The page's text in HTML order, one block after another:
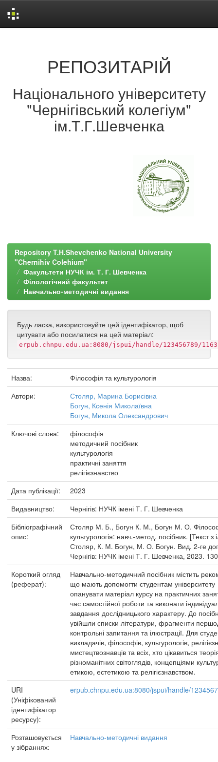
РЕПОЗИТАРІЙ
Національного університету
"Чернігівський колегіум"
ім.Т.Г.Шевченка
Repository T.H.Shevchenko National University
"Chernihiv Colehium"
Факультети НУЧК ім. Т. Г. Шевченка
Філологічний факультет
Навчально-методичні видання
Будь ласка, використовуйте цей ідентифікатор, щоб
цитувати або посилатися на цей матеріал:
erpub.chnpu.edu.ua:8080/jspui/handle/123456789/
Назва:
Філософія та культурологія
Автори:
Столяр, Марина Борисівна
Богун, Ксенія Миколаївна
Богун, Микола Олександрович
Ключові слова:
філософія
методичний посібник
культурологія
практичні заняття
релігієзнавство
Дата публікації:
2023
Видавництво:
Чернігів: НУЧК імені Т. Г. Шевченка
Бібліографічний
опис:
Столяр М. Б., Богун К. М., Богун М. О.
культурологія: навч.-метод. посібник. [Текст
Столяр, К. М. Богун, М. О. Богун. Вид. 2-ге
Чернігів: НУЧК імені Т. Г. Шевченка, 2023.
Короткий огляд
(реферат):
Навчально-методичний посібник містить
що мають допомогти студентам університету
опанувати матеріал курсу на практичних
час самостійної роботи та виконати
завдання дослідницького характеру. До
увійшли списки літератури, фрагменти
контрольні запитання та ілюстрації. Для
викладачів, філософів, культурологів,
мистецтвознавців та всіх, хто цікавиться
різноманітних світоглядів, концепціями
етикою, естетикою та релігієзнавством.
URI
(Уніфікований
ідентифікатор
ресурсу):
erpub.chnpu.edu.ua:8080/jspui/handle/
Розташовується
у зібраннях:
Навчально-методичні видання